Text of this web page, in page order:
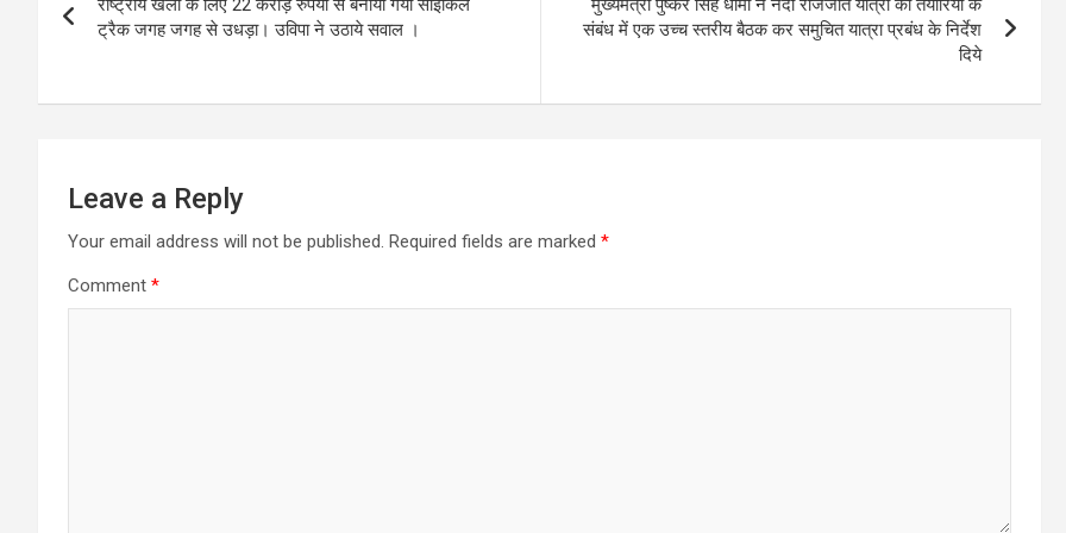
A
p
o
k
n
e
e
r
m
navigation
राष्ट्रीय खेलों के लिए 22 करोड़ रुपयों से बनाया गया साइकिल
ट्रैक जगह जगह से उधड़ा। उविपा ने उठाये सवाल ।
मुख्यमंत्री पुष्कर सिंह धामी ने नंदा राजजात यात्रा की तैयारियों के
संबंध में एक उच्च स्तरीय बैठक कर समुचित यात्रा प्रबंध के निर्देश
दिये
Leave a Reply
Your email address will not be published. Required fields are marked *
Comment *